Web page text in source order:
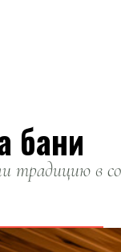
бани
традицию в